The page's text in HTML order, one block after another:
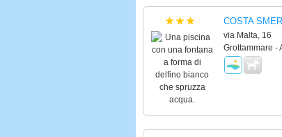
COSTA
via Malta, 16
Grottammare -